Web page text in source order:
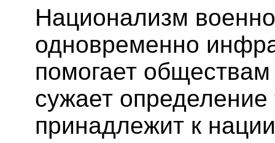
Национализм
одновременно
помогает
сужает определение
принадлежит к